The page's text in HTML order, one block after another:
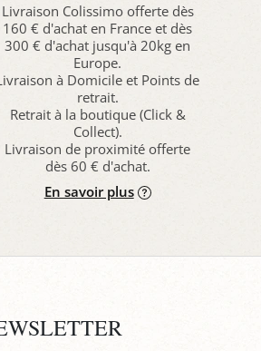
Livraison Colissimo offerte dès
160 € d'achat en France et dès
300 € d'achat jusqu'à 20kg en
Europe.
à Domicile et Points de
retrait.
Retrait à la boutique (Click &
Collect).
Livraison de proximité offerte
dès 60 € d'achat.
En savoir plus